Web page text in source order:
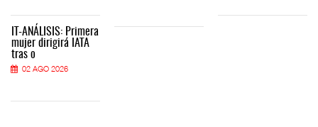
IT-ANÁLISIS: Primera
mujer dirigirá IATA
tras o
02 AGO 2026